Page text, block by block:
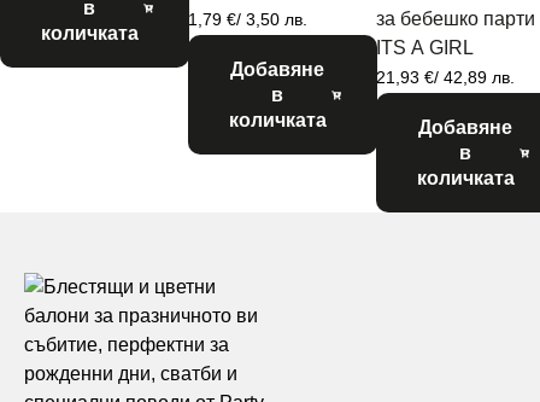
в
количката
1,79 €/ 3,50 лв.
Добавяне
в
количката
за бебешко парти
ITS A GIRL
21,93 €/ 42,89 лв.
Добавяне
в
количката